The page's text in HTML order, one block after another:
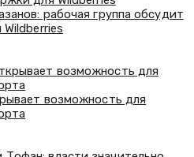
рабочая группа обсудит
возможность для